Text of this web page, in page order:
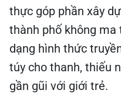
thực góp phần xây
thành phố không ma
dạng hình thức
túy cho thanh, thiếu
gần gũi với giới trẻ.